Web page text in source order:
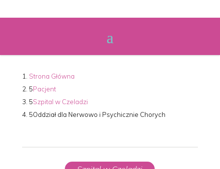
Strona Główna
Pacjent
Szpital w Czeladzi
Oddział dla Nerwowo i Psychicznie Chorych